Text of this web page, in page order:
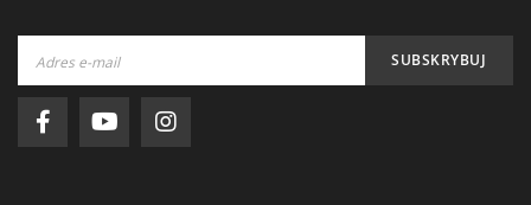
nasz
newsletter:
SUBSKRYBUJ